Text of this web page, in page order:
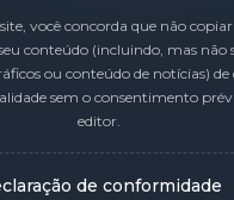
site, você concorda que não
conteúdo (incluindo, mas não
ou conteúdo de notícias)
sem o consentimento
editor.
de conformidade